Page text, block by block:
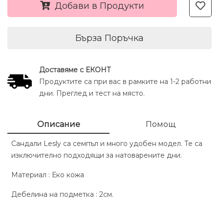
Добави в Продукти
Бърза Поръчка
Доставяме с ЕКОНТ
Продуктите са при вас в рамките на 1-2 работни
дни. Преглед и тест на място.
Описание Помощ
Сандали Lesly са семпъл и много удобен модел. Те са
изключително подходящи за натоварените дни.
Материал : Еко кожа
Дебелина на подметка : 2см.